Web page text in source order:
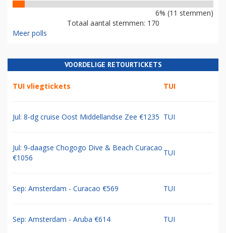
6% (11 stemmen)
Totaal aantal stemmen: 170
Meer polls
VOORDELIGE RETOURTICKETS
TUI vliegtickets TUI
Jul: 8-dg cruise Oost Middellandse Zee €1235 TUI
Jul: 9-daagse Chogogo Dive & Beach Curacao
€1056
TUI
Sep: Amsterdam - Curacao €569 TUI
Sep: Amsterdam - Aruba €614 TUI